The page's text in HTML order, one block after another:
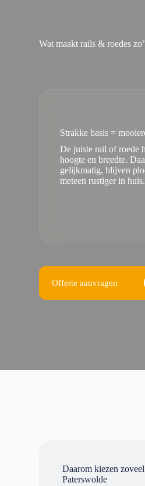
Wat maakt rails & roedes
Strakke basis =
De juiste rail of roede
hoogte en breedte.
gelijkmatig, blijven
meteen rustiger in huis.
Offerte aanvragen
Daarom kiezen
Paterswolde